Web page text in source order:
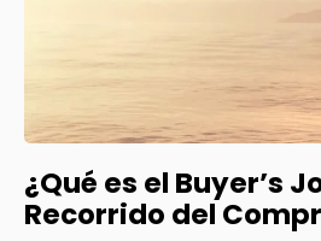
¿Qué es el Buyer’s
Recorrido del